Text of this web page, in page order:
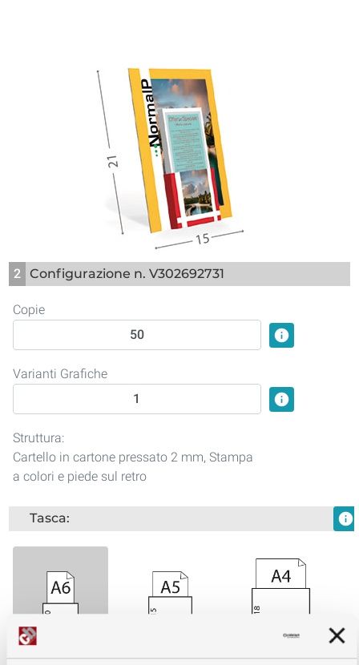
2 Configurazione n. V302692731
Copie
info
Varianti Grafiche
info
Struttura:
Cartello in cartone pressato 2 mm, Stampa
a colori e piede sul retro
Tasca: info